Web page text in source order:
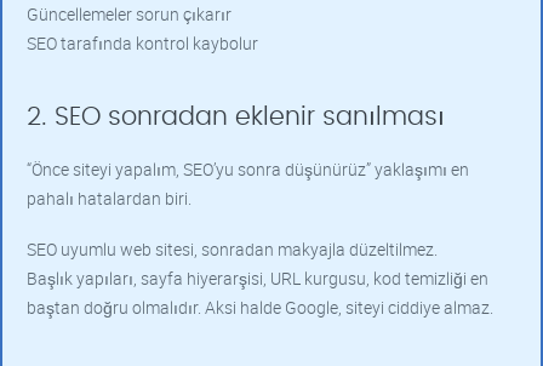
Güncellemeler sorun çıkarır
SEO tarafında kontrol kaybolur
2. SEO sonradan eklenir sanılması
“Önce siteyi yapalım, SEO’yu sonra düşünürüz” yaklaşımı en
pahalı hatalardan biri.
SEO uyumlu web sitesi, sonradan makyajla düzeltilmez.
Başlık yapıları, sayfa hiyerarşisi, URL kurgusu, kod temizliği en
baştan doğru olmalıdır. Aksi halde Google, siteyi ciddiye almaz.